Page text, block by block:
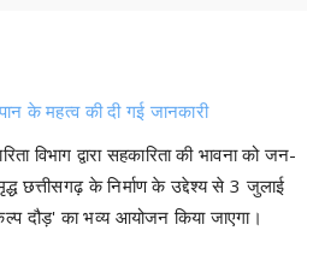
के महत्व की दी गई जानकारी
विभाग द्वारा सहकारिता की भावना को जन-
के निर्माण के उद्देश्य से 3 जुलाई
दौड़' का भव्य आयोजन किया जाएगा।